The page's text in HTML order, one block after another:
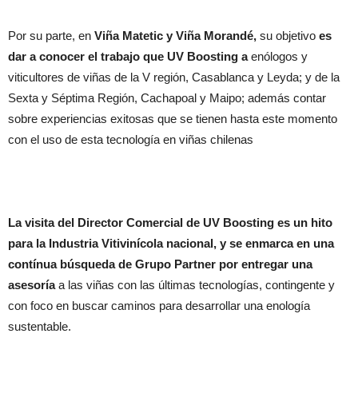
Por su parte, en Viña Matetic y Viña Morandé, su objetivo es
dar a conocer el trabajo que UV Boosting aenólogos y
viticultores de viñas de la V región, Casablanca y Leyda; y de la
Sexta y Séptima Región, Cachapoal y Maipo; además contar
sobre experiencias exitosas que se tienen hasta este momento
con el uso de esta tecnología en viñas chilenas
La visita del Director Comercial de UV Boosting es un hito
para la Industria Vitivinícola nacional, y se enmarca en una
contínua búsqueda de Grupo Partner por entregar una
asesoríaa las viñas con las últimas tecnologías, contingente y
con foco en buscar caminos para desarrollar una enología
sustentable.